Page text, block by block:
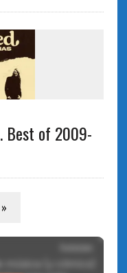
Best of 2009-
»